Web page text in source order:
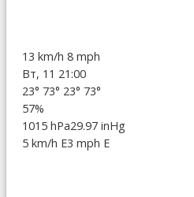
13 km/h 8 mph
Вт, 11 21:00
23° 73° 23° 73°
57%
1015 hPa29.97 inHg
5 km/h E3 mph E